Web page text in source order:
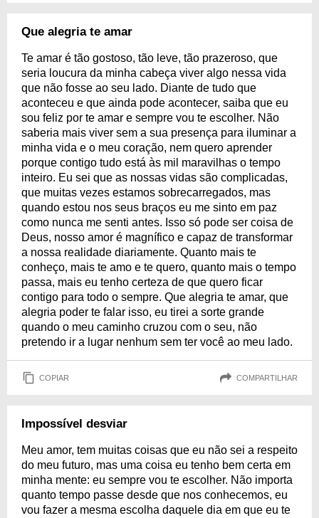
Que alegria te amar
Te amar é tão gostoso, tão leve, tão prazeroso, que
seria loucura da minha cabeça viver algo nessa vida
que não fosse ao seu lado. Diante de tudo que
aconteceu e que ainda pode acontecer, saiba que eu
sou feliz por te amar e sempre vou te escolher. Não
saberia mais viver sem a sua presença para iluminar a
minha vida e o meu coração, nem quero aprender
porque contigo tudo está às mil maravilhas o tempo
inteiro. Eu sei que as nossas vidas são complicadas,
que muitas vezes estamos sobrecarregados, mas
quando estou nos seus braços eu me sinto em paz
como nunca me senti antes. Isso só pode ser coisa de
Deus, nosso amor é magnífico e capaz de transformar
a nossa realidade diariamente. Quanto mais te
conheço, mais te amo e te quero, quanto mais o tempo
passa, mais eu tenho certeza de que quero ficar
contigo para todo o sempre. Que alegria te amar, que
alegria poder te falar isso, eu tirei a sorte grande
quando o meu caminho cruzou com o seu, não
pretendo ir a lugar nenhum sem ter você ao meu lado.
COPIAR COMPARTILHAR
Impossível desviar
Meu amor, tem muitas coisas que eu não sei a respeito
do meu futuro, mas uma coisa eu tenho bem certa em
minha mente: eu sempre vou te escolher. Não importa
quanto tempo passe desde que nos conhecemos, eu
vou fazer a mesma escolha daquele dia em que eu te